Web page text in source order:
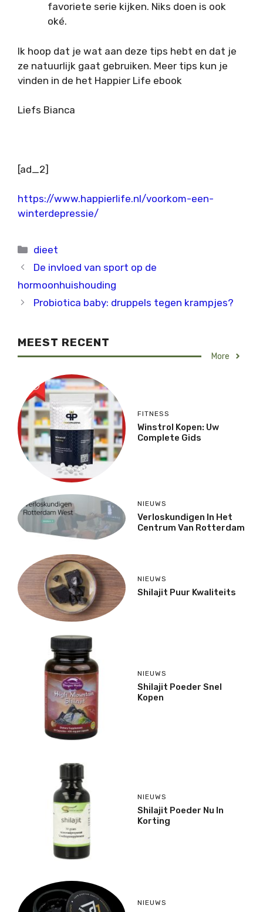
favoriete serie kijken. Niks doen is ook
oké.
Ik hoop dat je wat aan deze tips hebt en dat je
ze natuurlijk gaat gebruiken. Meer tips kun je
vinden in de het Happier Life ebook
Liefs Bianca
[ad_2]
https://www.happierlife.nl/voorkom-een-
winterdepressie/
Categorieën
dieet
De invloed van sport op de
hormoonhuishouding
Probiotica baby: druppels tegen krampjes?
MEEST RECENT
More
FITNESS
Winstrol Kopen: Uw
Complete Gids
NIEUWS
Verloskundigen In Het
Centrum Van Rotterdam
NIEUWS
Shilajit Puur Kwaliteits
NIEUWS
Shilajit Poeder Snel
Kopen
NIEUWS
Shilajit Poeder Nu In
Korting
NIEUWS